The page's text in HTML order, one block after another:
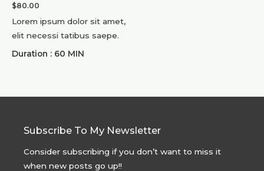
$80.00
Lorem ipsum dolor sit amet,
elit necessi tatibus saepe.
Duration : 60 MIN
Subscribe To My Newsletter
Consider subscribing if you don’t want to miss it
when new posts go up!!